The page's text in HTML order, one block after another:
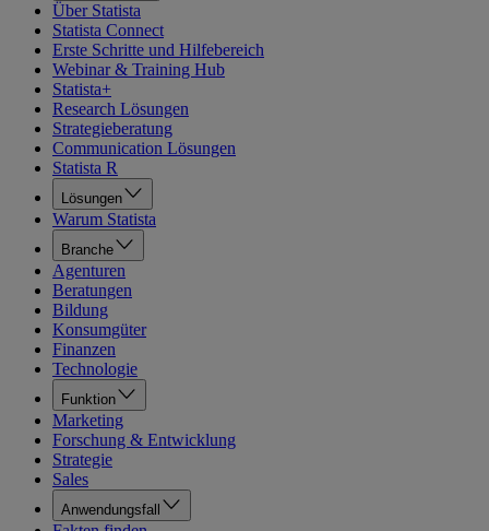
Über Statista
Statista Connect
Erste Schritte und Hilfebereich
Webinar & Training Hub
Statista+
Research Lösungen
Strategieberatung
Communication Lösungen
Statista R
Lösungen
Warum Statista
Branche
Agenturen
Beratungen
Bildung
Konsumgüter
Finanzen
Technologie
Funktion
Marketing
Forschung & Entwicklung
Strategie
Sales
Anwendungsfall